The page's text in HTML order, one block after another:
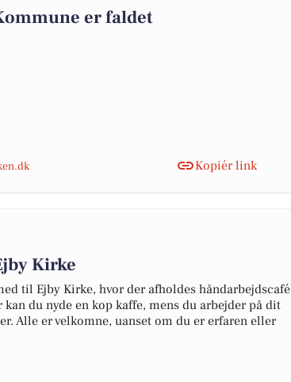
er faldet
Kopiér link
Kirke
til Ejby Kirke, hvor der afholdes håndarbejdscafé
du nyde en kop kaffe, mens du arbejder på dit
Alle er velkomne, uanset om du er erfaren eller